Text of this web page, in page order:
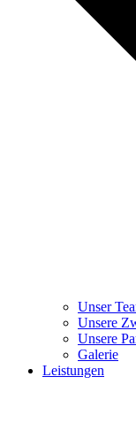
Unser
Unsere
Unsere
Galerie
Leistungen